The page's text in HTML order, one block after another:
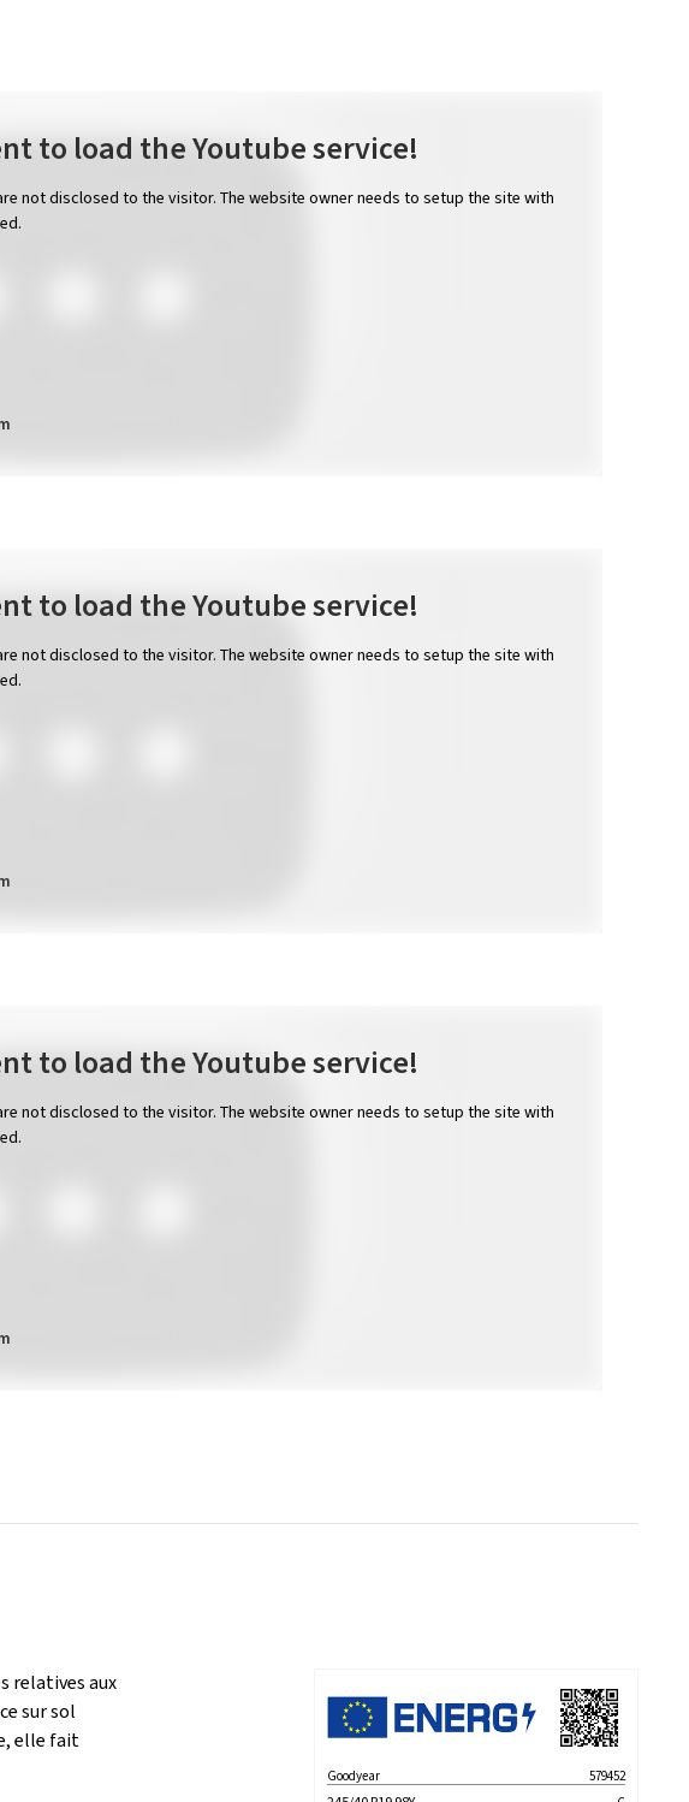
to load the Youtube service!
not disclosed to the visitor. The website owner needs to setup the site with
to load the Youtube service!
not disclosed to the visitor. The website owner needs to setup the site with
to load the Youtube service!
not disclosed to the visitor. The website owner needs to setup the site with
relatives aux
sur sol
elle fait
Goodyear 579452